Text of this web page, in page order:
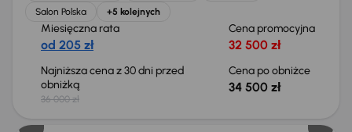
Salon Polska
+5 kolejnych
Miesięczna rata
od 205 zł
Cena promocyjna
32 500 zł
Najniższa cena z 30 dni przed
obniżką
36 000 zł
Cena po obniżce
34 500 zł